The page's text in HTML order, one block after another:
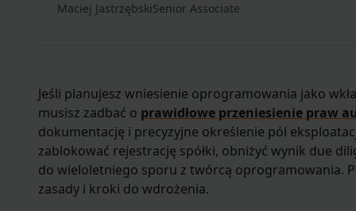
Maciej JastrzębskiSenior Associate
Jeśli planujesz wniesienie oprogramowania jako
musisz zadbać o prawidłowe przeniesienie praw
dokumentację i precyzyjne określenie pól
zablokować rejestrację spółki, obniżyć wynik due
do wieloletniego sporu z twórcą oprogramowania.
zasady i kroki do wdrożenia.